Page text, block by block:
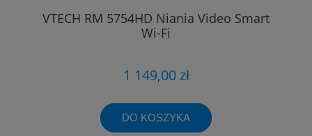
VTECH RM 5754HD Niania Video Smart
Wi-Fi
1 149,00 zł
DO KOSZYKA